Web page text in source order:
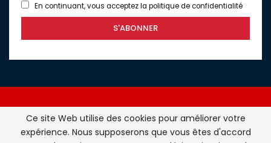
En continuant, vous acceptez la politique de confidentialité
Atlasinfo.fr : l'essentiel de l'actualité de la France et du
Ce site Web utilise des cookies pour améliorer votre
expérience. Nous supposerons que vous êtes d'accord